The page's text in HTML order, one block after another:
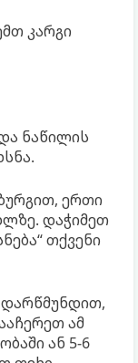
კარგი
ნაწილის
ერთი
დაჭიმეთ
თქვენი
დარწმუნდით,
ამ
ან 5-6